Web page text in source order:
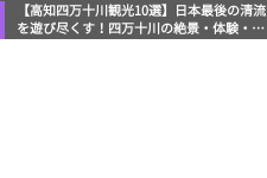
【高知四万十川観光10選】日本最後の清流
を遊び尽くす！四万十川の絶景・体験・グ